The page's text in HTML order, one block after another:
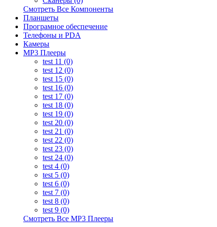
Смотреть Все Компоненты
Планшеты
Програмное обеспечение
Телефоны и PDA
Камеры
MP3 Плееры
test 11 (0)
test 12 (0)
test 15 (0)
test 16 (0)
test 17 (0)
test 18 (0)
test 19 (0)
test 20 (0)
test 21 (0)
test 22 (0)
test 23 (0)
test 24 (0)
test 4 (0)
test 5 (0)
test 6 (0)
test 7 (0)
test 8 (0)
test 9 (0)
Смотреть Все MP3 Плееры